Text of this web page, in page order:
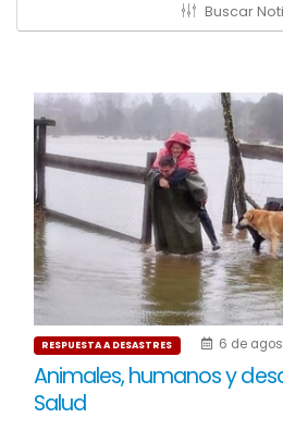
Buscar
RESPUESTA A DESASTRES 6 de
Animales, humanos y
Salud